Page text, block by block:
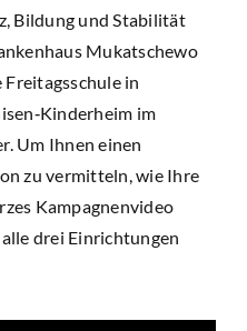
Bildung und Stabilität
Mukatschewo
in
im
Um Ihnen einen
zu vermitteln, wie Ihre
Kampagnenvideo
drei Einrichtungen